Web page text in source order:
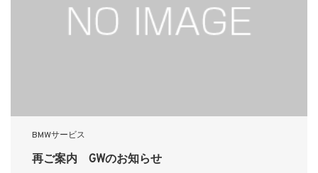
BMWサービス
再ご案内 GWのお知らせ